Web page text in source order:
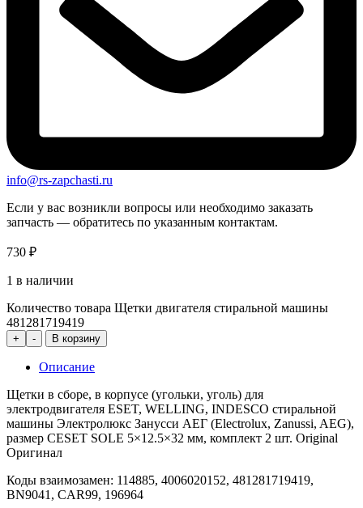
info@rs-zapchasti.ru
Если у вас возникли вопросы или необходимо заказать
запчасть — обратитесь по указанным контактам.
730 ₽
1 в наличии
Количество товара Щетки двигателя стиральной машины
481281719419
+ - В корзину
Описание
Щетки в сборе, в корпусе (угольки, уголь) для
электродвигателя ЕSET, WELLING, INDESCO стиральной
машины Электролюкс Занусси АЕГ (Electrolux, Zanussi, AEG),
размер СЕSET SOLE 5×12.5×32 мм, комплект 2 шт. Original
Оригинал
Коды взаимозамен: 114885, 4006020152, 481281719419,
BN9041, CAR99, 196964